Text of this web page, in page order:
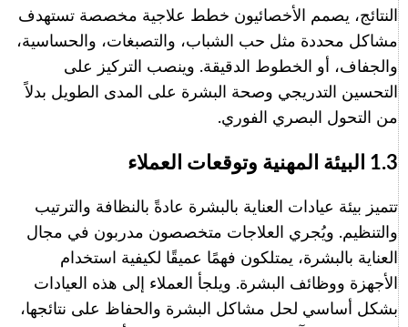
النتائج، يصمم الأخصائيون خطط علاجية مخصصة تستهدف
مشاكل محددة مثل حب الشباب، والتصبغات، والحساسية،
والجفاف، أو الخطوط الدقيقة. وينصب التركيز على
التحسين التدريجي وصحة البشرة على المدى الطويل بدلاً
من التحول البصري الفوري.
1.3 البيئة المهنية وتوقعات العملاء
تتميز بيئة عيادات العناية بالبشرة عادةً بالنظافة والترتيب
والتنظيم. ويُجري العلاجات متخصصون مدربون في مجال
العناية بالبشرة، يمتلكون فهمًا عميقًا لكيفية استخدام
الأجهزة ووظائف البشرة. ويلجأ العملاء إلى هذه العيادات
بشكل أساسي لحل مشاكل البشرة والحفاظ على نتائجها،